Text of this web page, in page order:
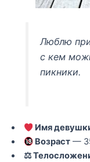
Люблю
с кем
пикники.
Имя
Возраст —
⚖